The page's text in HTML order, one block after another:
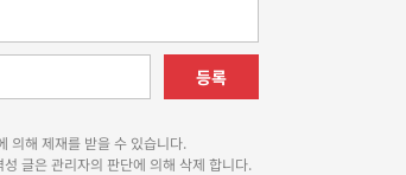
등록
의해 제재를 받을 수 있습니다.
글은 관리자의 판단에 의해 삭제 합니다.